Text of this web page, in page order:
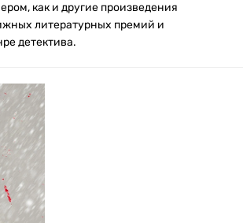
как и другие произведения
литературных премий и
детектива.